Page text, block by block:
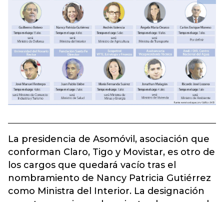
La presidencia de Asomóvil, asociación que
conforman Claro, Tigo y Movistar, es otro de
los cargos que quedará vacío tras el
nombramiento de Nancy Patricia Gutiérrez
como Ministra del Interior. La designación